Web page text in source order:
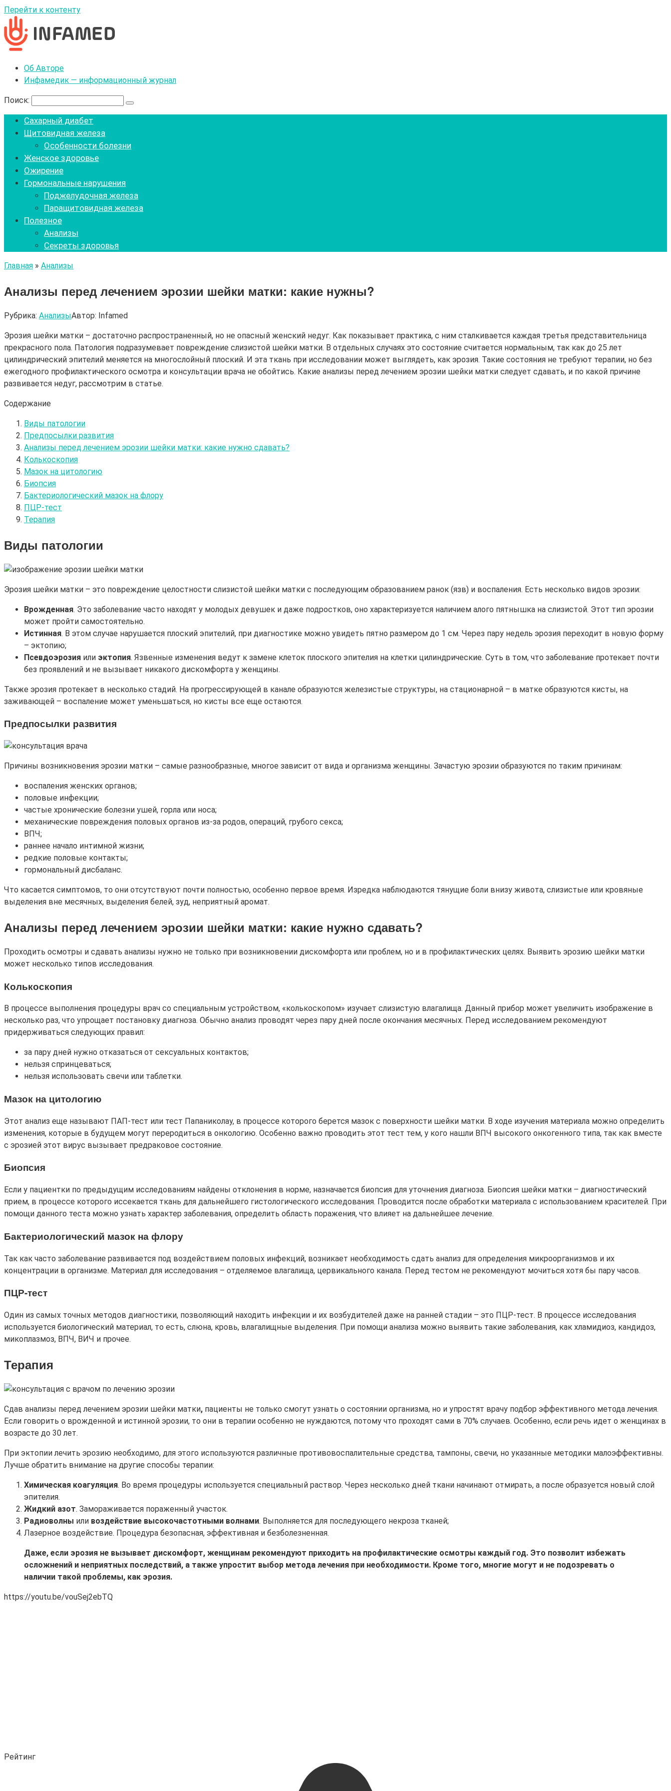
Перейти к контенту
Об Авторе
Инфамедик — информационный журнал
Поиск:
Сахарный диабет
Щитовидная железа
Особенности болезни
Женское здоровье
Ожирение
Гормональные нарушения
Поджелудочная железа
Паращитовидная железа
Полезное
Анализы
Секреты здоровья
Главная » Анализы
Анализы перед лечением эрозии шейки матки: какие нужны?
Рубрика: АнализыАвтор: Infamed
Эрозия шейки матки – достаточно распространенный, но не опасный женский недуг. Как показывает практика, с ним сталкивается каждая третья представительница
прекрасного пола. Патология подразумевает повреждение слизистой шейки матки. В отдельных случаях это состояние считается нормальным, так как до 25 лет
цилиндрический эпителий меняется на многослойный плоский. И эта ткань при исследовании может выглядеть, как эрозия. Такие состояния не требуют терапии, но без
ежегодного профилактического осмотра и консультации врача не обойтись. Какие анализы перед лечением эрозии шейки матки следует сдавать, и по какой причине
развивается недуг, рассмотрим в статье.
Содержание
Виды патологии
Предпосылки развития
Анализы перед лечением эрозии шейки матки: какие нужно сдавать?
Колькоскопия
Мазок на цитологию
Биопсия
Бактериологический мазок на флору
ПЦР-тест
Терапия
Виды патологии
Эрозия шейки матки – это повреждение целостности слизистой шейки матки с последующим образованием ранок (язв) и воспаления. Есть несколько видов эрозии:
Врожденная. Это заболевание часто находят у молодых девушек и даже подростков, оно характеризуется наличием алого пятнышка на слизистой. Этот тип эрозии
может пройти самостоятельно.
Истинная. В этом случае нарушается плоский эпителий, при диагностике можно увидеть пятно размером до 1 см. Через пару недель эрозия переходит в новую форму
– эктопию;
Псевдоэрозия или эктопия. Язвенные изменения ведут к замене клеток плоского эпителия на клетки цилиндрические. Суть в том, что заболевание протекает почти
без проявлений и не вызывает никакого дискомфорта у женщины.
Также эрозия протекает в несколько стадий. На прогрессирующей в канале образуются железистые структуры, на стационарной – в матке образуются кисты, на
заживающей – воспаление может уменьшаться, но кисты все еще остаются.
Предпосылки развития
Причины возникновения эрозии матки – самые разнообразные, многое зависит от вида и организма женщины. Зачастую эрозии образуются по таким причинам:
воспаления женских органов;
половые инфекции;
частые хронические болезни ушей, горла или носа;
механические повреждения половых органов из-за родов, операций, грубого секса;
ВПЧ;
раннее начало интимной жизни;
редкие половые контакты;
гормональный дисбаланс.
Что касается симптомов, то они отсутствуют почти полностью, особенно первое время. Изредка наблюдаются тянущие боли внизу живота, слизистые или кровяные
выделения вне месячных, выделения белей, зуд, неприятный аромат.
Анализы перед лечением эрозии шейки матки: какие нужно сдавать?
Проходить осмотры и сдавать анализы нужно не только при возникновении дискомфорта или проблем, но и в профилактических целях. Выявить эрозию шейки матки
может несколько типов исследования.
Колькоскопия
В процессе выполнения процедуры врач со специальным устройством, «колькоскопом» изучает слизистую влагалища. Данный прибор может увеличить изображение в
несколько раз, что упрощает постановку диагноза. Обычно анализ проводят через пару дней после окончания месячных. Перед исследованием рекомендуют
придерживаться следующих правил:
за пару дней нужно отказаться от сексуальных контактов;
нельзя спринцеваться;
нельзя использовать свечи или таблетки.
Мазок на цитологию
Этот анализ еще называют ПАП-тест или тест Папаниколау, в процессе которого берется мазок с поверхности шейки матки. В ходе изучения материала можно определить
изменения, которые в будущем могут переродиться в онкологию. Особенно важно проводить этот тест тем, у кого нашли ВПЧ высокого онкогенного типа, так как вместе
с эрозией этот вирус вызывает предраковое состояние.
Биопсия
Если у пациентки по предыдущим исследованиям найдены отклонения в норме, назначается биопсия для уточнения диагноза. Биопсия шейки матки – диагностический
прием, в процессе которого иссекается ткань для дальнейшего гистологического исследования. Проводится после обработки материала с использованием красителей. При
помощи данного теста можно узнать характер заболевания, определить область поражения, что влияет на дальнейшее лечение.
Бактериологический мазок на флору
Так как часто заболевание развивается под воздействием половых инфекций, возникает необходимость сдать анализ для определения микроорганизмов и их
концентрации в организме. Материал для исследования – отделяемое влагалища, цервикального канала. Перед тестом не рекомендуют мочиться хотя бы пару часов.
ПЦР-тест
Один из самых точных методов диагностики, позволяющий находить инфекции и их возбудителей даже на ранней стадии – это ПЦР-тест. В процессе исследования
используется биологический материал, то есть, слюна, кровь, влагалищные выделения. При помощи анализа можно выявить такие заболевания, как хламидиоз, кандидоз,
микоплазмоз, ВПЧ, ВИЧ и прочее.
Терапия
Сдав анализы перед лечением эрозии шейки матки, пациенты не только смогут узнать о состоянии организма, но и упростят врачу подбор эффективного метода лечения.
Если говорить о врожденной и истинной эрозии, то они в терапии особенно не нуждаются, потому что проходят сами в 70% случаев. Особенно, если речь идет о женщинах в
возрасте до 30 лет.
При эктопии лечить эрозию необходимо, для этого используются различные противовоспалительные средства, тампоны, свечи, но указанные методики малоэффективны.
Лучше обратить внимание на другие способы терапии:
Химическая коагуляция. Во время процедуры используется специальный раствор. Через несколько дней ткани начинают отмирать, а после образуется новый слой
эпителия.
Жидкий азот. Замораживается пораженный участок.
Радиоволны или воздействие высокочастотными волнами. Выполняется для последующего некроза тканей;
Лазерное воздействие. Процедура безопасная, эффективная и безболезненная.
Даже, если эрозия не вызывает дискомфорт, женщинам рекомендуют приходить на профилактические осмотры каждый год. Это позволит избежать
осложнений и неприятных последствий, а также упростит выбор метода лечения при необходимости. Кроме того, многие могут и не подозревать о
наличии такой проблемы, как эрозия.
https://youtu.be/vouSej2ebTQ
Рейтинг